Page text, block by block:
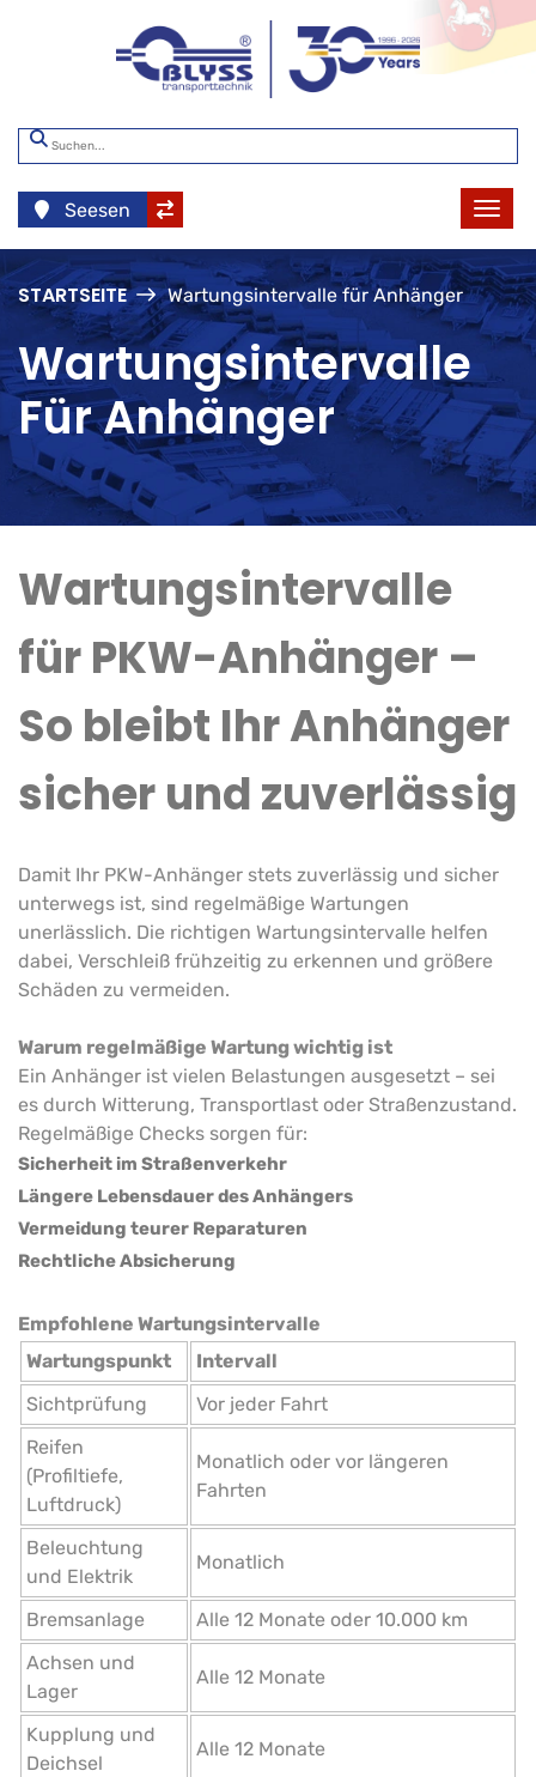
Seesen
STARTSEITE Wartungsintervalle für Anhänger
Wartungsintervalle
Für Anhänger
Wartungsintervalle
für PKW-Anhänger –
So bleibt Ihr Anhänger
sicher und zuverlässig
Damit Ihr PKW-Anhänger stets zuverlässig und sicher
unterwegs ist, sind regelmäßige Wartungen
unerlässlich. Die richtigen Wartungsintervalle helfen
dabei, Verschleiß frühzeitig zu erkennen und größere
Schäden zu vermeiden.
Warum regelmäßige Wartung wichtig ist
Ein Anhänger ist vielen Belastungen ausgesetzt – sei
es durch Witterung, Transportlast oder Straßenzustand.
Regelmäßige Checks sorgen für:
Sicherheit im Straßenverkehr
Längere Lebensdauer des Anhängers
Vermeidung teurer Reparaturen
Rechtliche Absicherung
Empfohlene Wartungsintervalle
Wartungspunkt
Intervall
Sichtprüfung
Vor jeder Fahrt
Reifen
(Profiltiefe,
Luftdruck)
Monatlich oder vor längeren
Fahrten
Beleuchtung
und Elektrik
Monatlich
Bremsanlage
Alle 12 Monate oder 10.000 km
Achsen und
Lager
Alle 12 Monate
Kupplung und
Deichsel
Alle 12 Monate